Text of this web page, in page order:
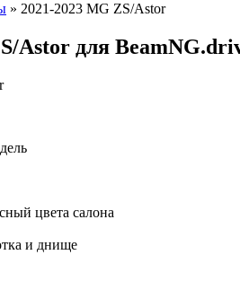
» 2021-2023 MG ZS/Astor
Astor для
цвета салона
и днище